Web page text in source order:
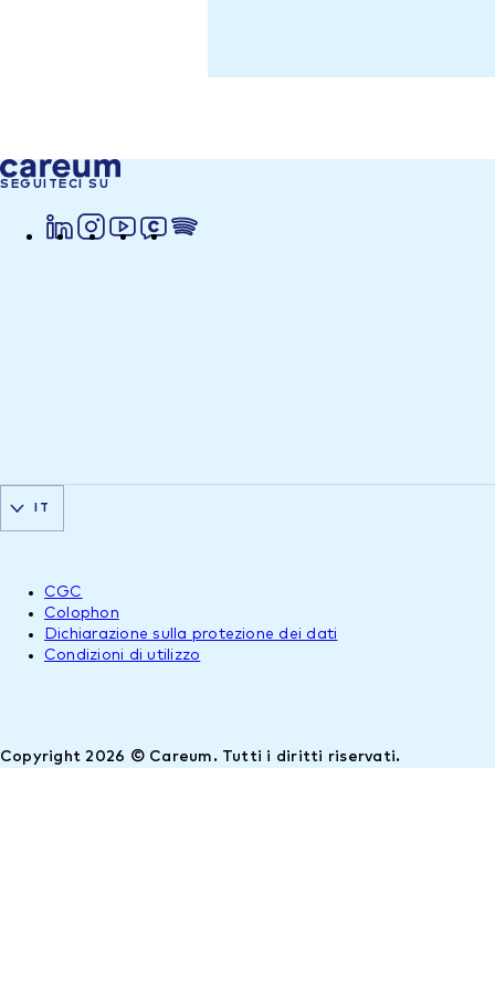
SEGUITECI SU
Copyright 2026 © Careum. Tutti i diritti riservati.
CGC
Colophon
Dichiarazione sulla protezione dei dati
Condizioni di utilizzo
IT